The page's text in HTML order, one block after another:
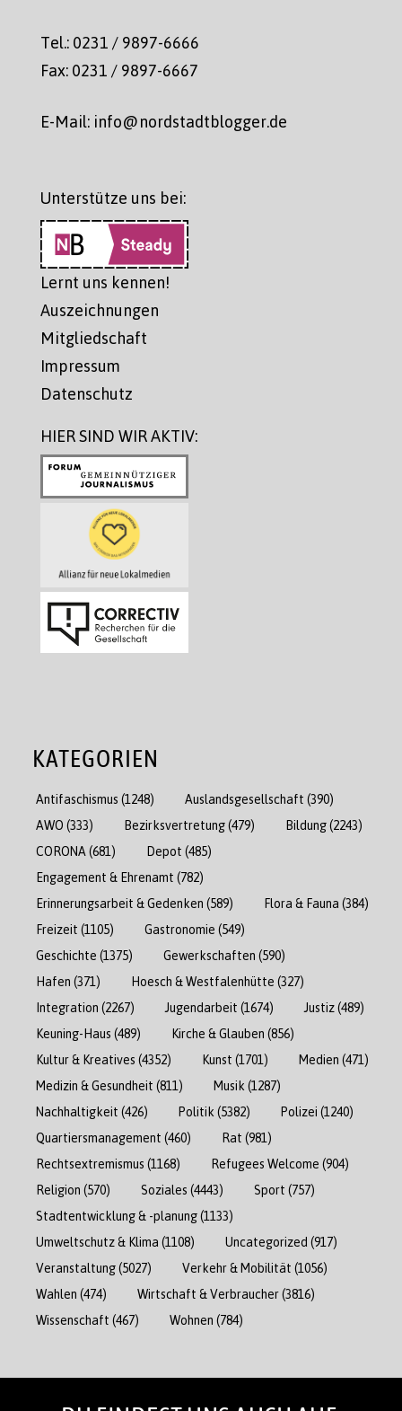
Tel.: 0231 / 9897-6666
Fax: 0231 / 9897-6667
E-Mail: info@nordstadtblogger.de
Unterstütze uns bei:
Lernt uns kennen!
Auszeichnungen
Mitgliedschaft
Impressum
Datenschutz
HIER SIND WIR AKTIV:
KATEGORIEN
Antifaschismus (1248) Auslandsgesellschaft (390)
AWO (333) Bezirksvertretung(479) Bildung(2243)
CORONA (681) Depot (485)
Engagement & Ehrenamt (782)
Erinnerungsarbeit & Gedenken (589) Flora & Fauna (384)
Freizeit (1105) Gastronomie (549)
Geschichte (1375) Gewerkschaften (590)
Hafen (371) Hoesch & Westfalenhütte (327)
Integration (2267) Jugendarbeit (1674) Justiz(489)
Keuning-Haus (489) Kirche & Glauben (856)
Kultur & Kreatives (4352) Kunst (1701) Medien (471)
Medizin & Gesundheit (811) Musik (1287)
Nachhaltigkeit (426) Politik (5382) Polizei (1240)
Quartiersmanagement (460) Rat (981)
Rechtsextremismus (1168) Refugees Welcome (904)
Religion (570) Soziales (4443) Sport (757)
Stadtentwicklung & -planung(1133)
Umweltschutz & Klima (1108) Uncategorized (917)
Veranstaltung(5027) Verkehr & Mobilität (1056)
Wahlen (474) Wirtschaft & Verbraucher(3816)
Wissenschaft (467) Wohnen (784)